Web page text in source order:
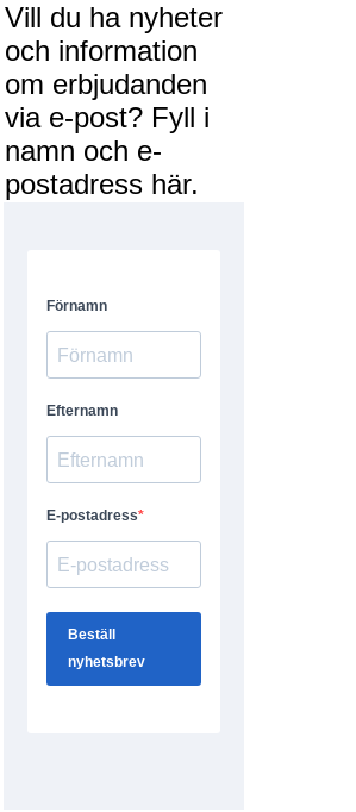
Vill du ha nyheter
och information
om erbjudanden
via e-post? Fyll i
namn och e-
postadress här.